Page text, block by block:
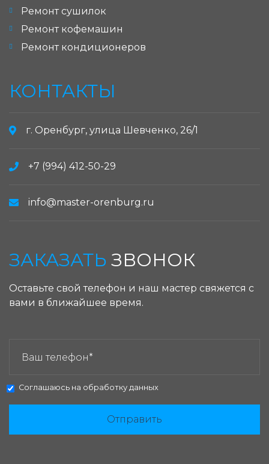
Ремонт сушилок
Ремонт кофемашин
Ремонт кондиционеров
КОНТАКТЫ
г. Оренбург, улица Шевченко, 26/1
+7 (994) 412-50-29
info@master-orenburg.ru
ЗАКАЗАТЬ ЗВОНОК
Оставьте свой телефон и наш мастер свяжется с
вами в ближайшее время.
Соглашаюсь на обработку данных
Отправить